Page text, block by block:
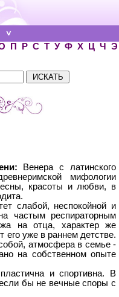
П Р С Т У Ф Х Ц Ч
Э
Венера с латинского
мифологии
красоты и любви, в
слабой, неспокойной и
частым респираторным
на отца, характер же
его уже в раннем детстве.
атмосфера в семье -
на собственном опыте
и спортивна. В
бы не вечные споры с